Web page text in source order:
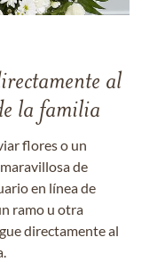
al
la familia
flores o un
de
en línea de
ramo u otra
directamente al